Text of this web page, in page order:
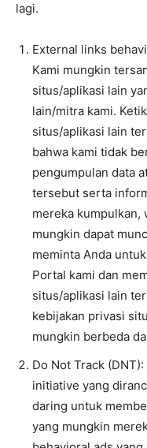
lagi.
External links
Kami mungkin
situs/aplikasi lain
lain/mitra kami.
situs/aplikasi lain
bahwa kami tidak
pengumpulan data
tersebut serta
mereka kumpulkan,
mungkin dapat
meminta Anda
Portal kami dan
situs/aplikasi lain
kebijakan privasi
mungkin berbeda
Do Not Track
initiative yang
daring untuk
yang mungkin